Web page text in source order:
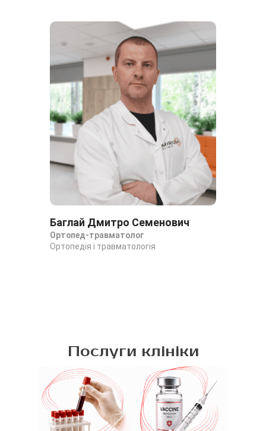
Баглай Дмитро Семенович
Ортопед-травматолог
Ортопедія і травматологія
Послуги клініки